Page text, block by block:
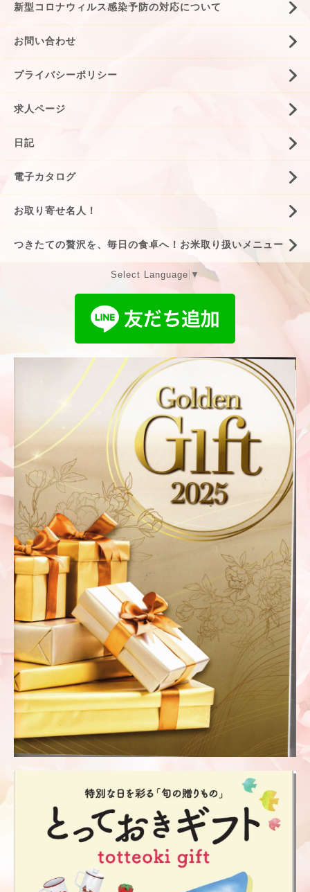
新型コロナウィルス感染予防の対応について
お問い合わせ
プライバシーポリシー
求人ページ
日記
電子カタログ
お取り寄せ名人！
つきたての贅沢を、毎日の食卓へ！お米取り扱いメニュー
Select Language ▼